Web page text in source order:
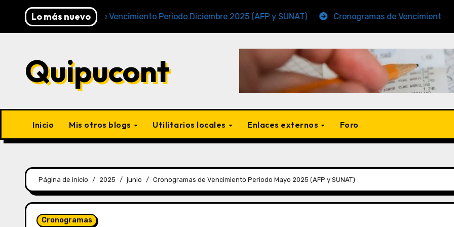
Lo más nuevo
Cronogramas de Vencimiento Periodo Diciembre 2025 (AFP y SUNAT) Cronogramas de Vencimiento Periodo
Quipucont
Inicio Mis otros blogs Utilitarios locales Enlaces externos Foro
Página de inicio 2025 junio Cronogramas de Vencimiento Periodo Mayo 2025 (AFP y SUNAT)
Cronogramas